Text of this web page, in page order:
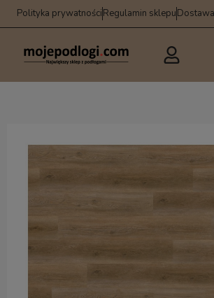
Polityka prywatnościRegulamin sklepu